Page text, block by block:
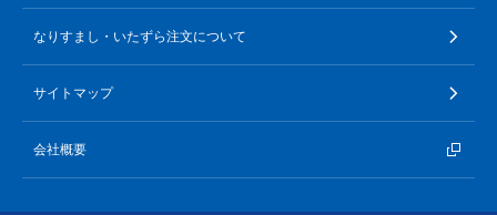
なりすまし・いたずら注文について
サイトマップ
会社概要